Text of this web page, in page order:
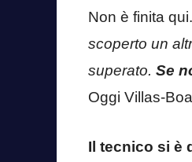
Non è finita
scoperto un
superato. Se
Oggi Villas-
Il tecnico si è